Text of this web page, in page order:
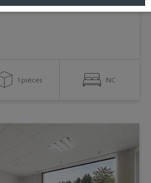
1pièces NC